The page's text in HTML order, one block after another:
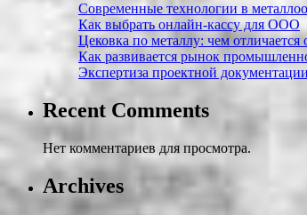
Современные технологии в
Как выбрать онлайн-кассу для ООО
Цековка по металлу: чем отличается
Как развивается рынок
Экспертиза проектной
Recent Comments
Нет комментариев для просмотра.
Archives